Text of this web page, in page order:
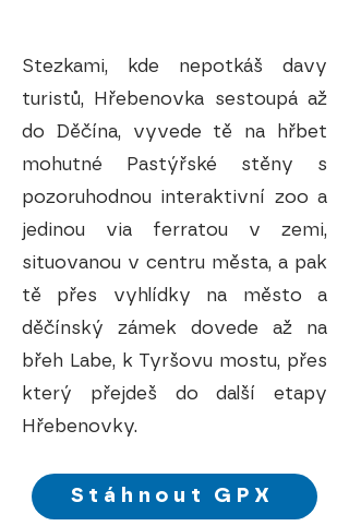
Stezkami, kde nepotkáš davy
turistů, Hřebenovka sestoupá až
do Děčína, vyvede tě na hřbet
mohutné Pastýřské stěny s
pozoruhodnou interaktivní zoo a
jedinou via ferratou v zemi,
situovanou v centru města, a pak
tě přes vyhlídky na město a
děčínský zámek dovede až na
břeh Labe, k Tyršovu mostu, přes
který přejdeš do další etapy
Hřebenovky.
Stáhnout GPX